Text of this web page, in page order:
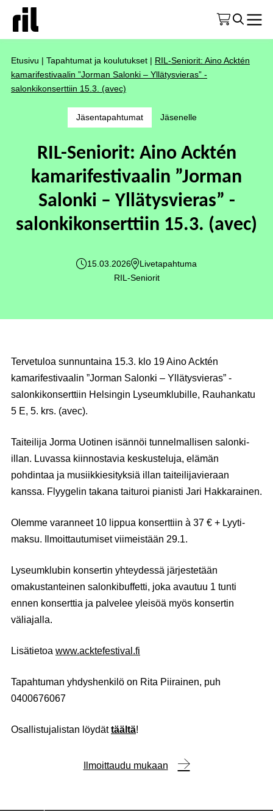
Etusivu | Tapahtumat ja koulutukset | RIL-Seniorit: Aino Acktén
kamarifestivaalin ”Jorman Salonki – Yllätysvieras” -
salonkikonserttiin 15.3. (avec)
Jäsentapahtumat Jäsenelle
RIL-Seniorit: Aino Acktén
kamarifestivaalin ”Jorman
Salonki – Yllätysvieras” -
salonkikonserttiin 15.3. (avec)
15.03.2026
Livetapahtuma
RIL-Seniorit
Tervetuloa sunnuntaina 15.3. klo 19 Aino Acktén
kamarifestivaalin ”Jorman Salonki – Yllätysvieras” -
salonkikonserttiin Helsingin Lyseumklubille, Rauhankatu
5 E, 5. krs. (avec).
Taiteilija Jorma Uotinen isännöi tunnelmallisen salonki-
illan. Luvassa kiinnostavia keskusteluja, elämän
pohdintaa ja musiikkiesityksiä illan taiteilijavieraan
kanssa. Flyygelin takana taituroi pianisti Jari Hakkarainen.
Olemme varanneet 10 lippua konserttiin à 37 € + Lyyti-
maksu. Ilmoittautumiset viimeistään 29.1.
Lyseumklubin konsertin yhteydessä järjestetään
omakustanteinen salonkibuffetti, joka avautuu 1 tunti
ennen konserttia ja palvelee yleisöä myös konsertin
väliajalla.
Lisätietoa www.acktefestival.fi
Tapahtuman yhdyshenkilö on Rita Piirainen, puh
0400676067
Osallistujalistan löydättäältä!
Ilmoittaudu mukaan